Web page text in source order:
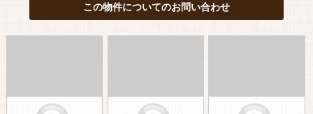
この物件についてのお問い合わせ